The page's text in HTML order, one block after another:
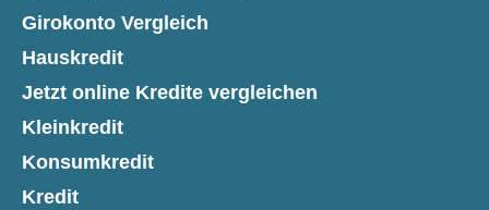
Girokonto Vergleich
Hauskredit
Jetzt online Kredite vergleichen
Kleinkredit
Konsumkredit
Kredit